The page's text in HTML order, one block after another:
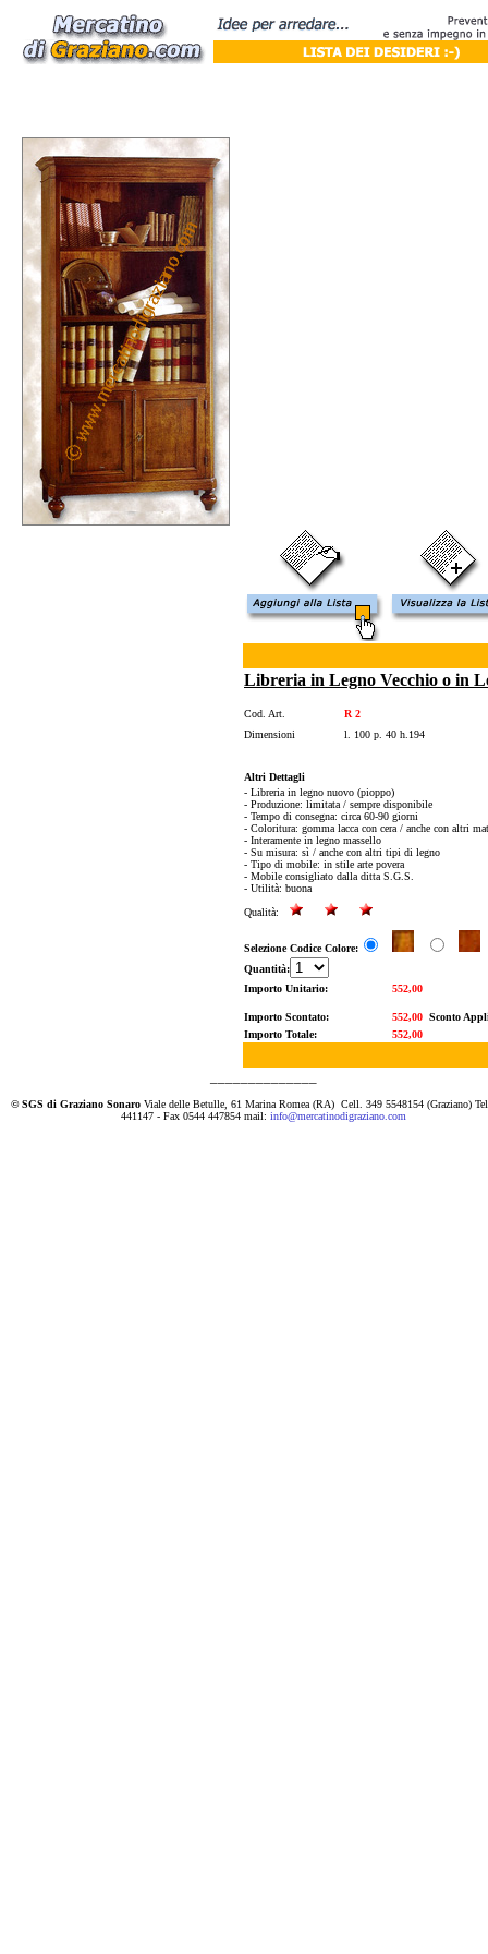
Libreria in Legno Vecchio o in
Cod. Art.
R 2
Dimensioni
l. 100 p. 40 h.194
Altri Dettagli
- Libreria in legno nuovo (pioppo)
- Produzione: limitata / sempre disponibile
- Tempo di consegna: circa 60-90 giorni
- Coloritura: gomma lacca con cera / anche con altri
- Interamente in legno massello
- Su misura: sì / anche con altri tipi di legno
- Tipo di mobile: in stile arte povera
- Mobile consigliato dalla ditta S.G.S.
- Utilità: buona
Qualità:
Selezione Codice Colore:
Quantità:
Importo Unitario:
552,00
Importo Scontato: 552,00 Sconto
Importo Totale:
552,00
© SGS di Graziano Sonaro Viale delle Betulle, 61 Marina Romea (RA) Cell. 349 5548154 (Graziano)
441147 - Fax 0544 447854 mail: info@mercatinodigraziano.com